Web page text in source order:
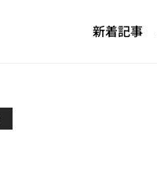
新着記事